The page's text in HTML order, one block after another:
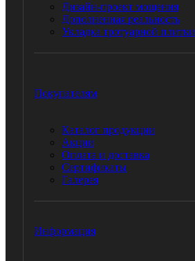
Дизайн-проект мощения
Дополненная реальность
Укладка тротуарной плитки
Покупателям
Каталог продукции
Акции
Оплата и доставка
Сертификаты
Галерея
Информация